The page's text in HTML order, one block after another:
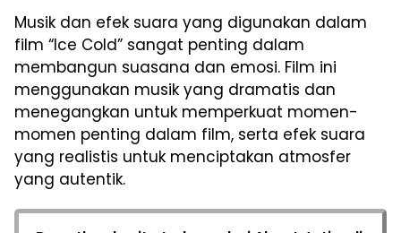
Musik dan efek suara yang digunakan dalam
film “Ice Cold” sangat penting dalam
membangun suasana dan emosi. Film ini
menggunakan musik yang dramatis dan
menegangkan untuk memperkuat momen-
momen penting dalam film, serta efek suara
yang realistis untuk menciptakan atmosfer
yang autentik.